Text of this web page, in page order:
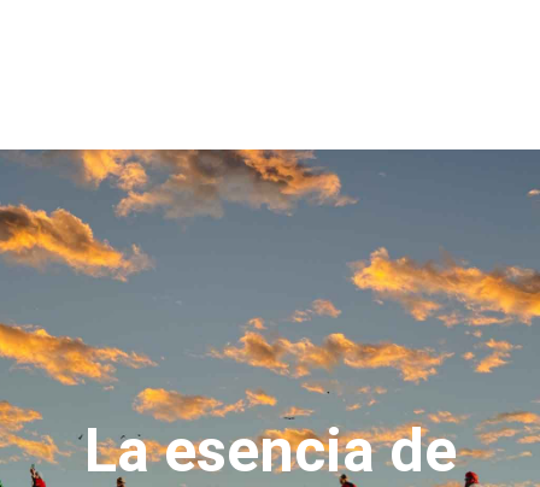
La esencia de